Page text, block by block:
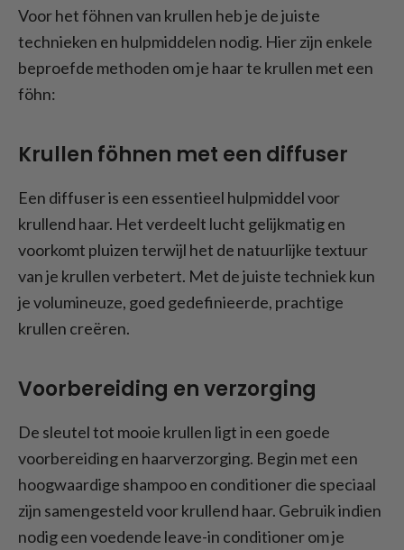
Voor het föhnen van krullen heb je de juiste
technieken en hulpmiddelen nodig. Hier zijn enkele
beproefde methoden om je haar te krullen met een
föhn:
Krullen föhnen met een diffuser
Een diffuser is een essentieel hulpmiddel voor
krullend haar. Het verdeelt lucht gelijkmatig en
voorkomt pluizen terwijl het de natuurlijke textuur
van je krullen verbetert. Met de juiste techniek kun
je volumineuze, goed gedefinieerde, prachtige
krullen creëren.
Voorbereiding en verzorging
De sleutel tot mooie krullen ligt in een goede
voorbereiding en haarverzorging. Begin met een
hoogwaardige shampoo en conditioner die speciaal
zijn samengesteld voor krullend haar. Gebruik indien
nodig een voedende leave-in conditioner om je